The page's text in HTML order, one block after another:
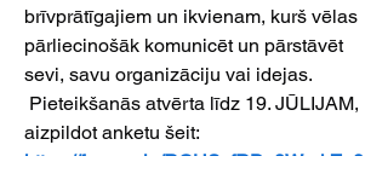
brīvprātīgajiem un ikvienam, kurš vēlas
pārliecinošāk komunicēt un pārstāvēt
sevi, savu organizāciju vai idejas.
Pieteikšanās atvērta līdz 19. JŪLIJAM,
aizpildot anketu šeit:
https://forms.gle/RQHSsfRDs8WnrkZe8